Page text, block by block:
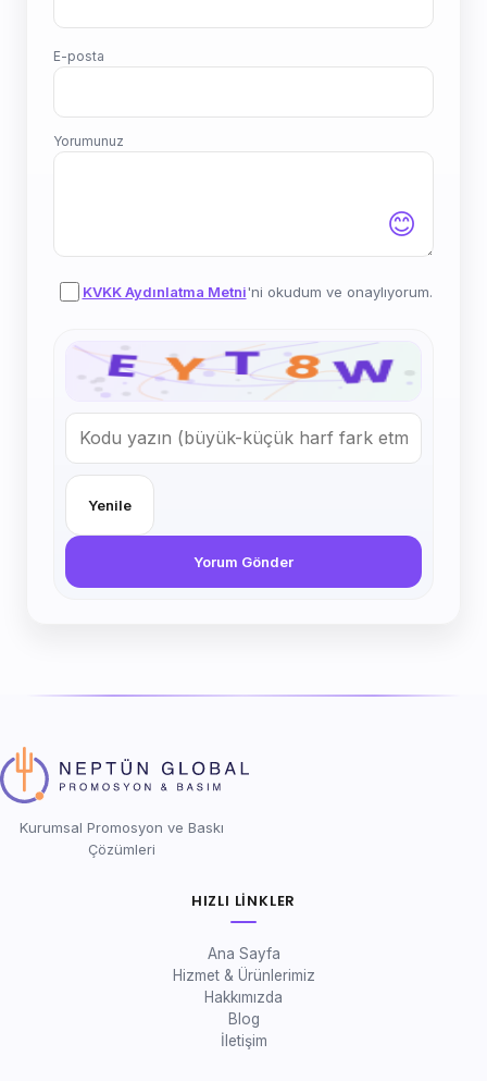
E-posta
Yorumunuz
😊
KVKK Aydınlatma Metni'ni okudum ve onaylıyorum.
Yenile
Yorum Gönder
Kurumsal Promosyon ve Baskı
Çözümleri
HIZLI LINKLER
Ana Sayfa
Hizmet & Ürünlerimiz
Hakkımızda
Blog
İletişim